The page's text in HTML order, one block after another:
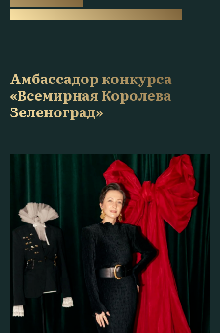
Амбассадор конкурса
«Всемирная Королева
Зеленоград»